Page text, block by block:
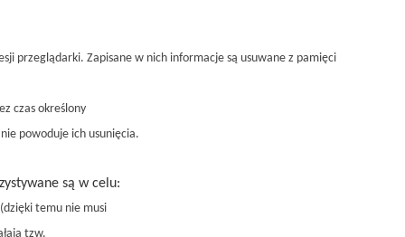
przeglądarki. Zapisane w nich informacje są usuwane z pamięci
czas określony
powoduje ich usunięcia.
są w celu:
temu nie musi
tzw.